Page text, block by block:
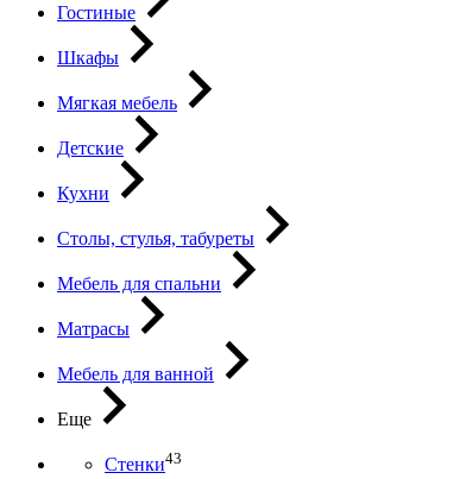
Гостиные
Шкафы
Мягкая мебель
Детские
Кухни
Столы, стулья, табуреты
Мебель для спальни
Матрасы
Мебель для ванной
Еще
Стенки43